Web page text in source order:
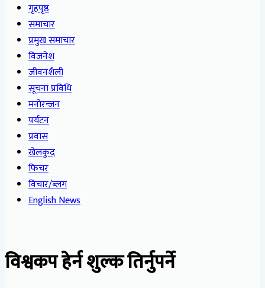
गृहपृष्ठ
समाचार
प्रमुख समाचार
विजनेश
जीवनशैली
सूचना प्रविधि
मनोरन्जन
पर्यटन
प्रवास
खेलकुद
फिचर
विचार/ब्लग
English News
विश्वकप हेर्न शुल्क तिर्नुपर्ने